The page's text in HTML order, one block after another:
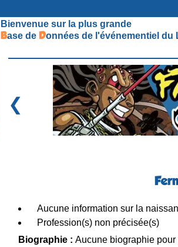
Bienvenue sur la plus grande
Base de Données de l'événementiel du
❮
Aucune information sur la
Profession(s) non précisée(s)
Biographie : Aucune biographie pour